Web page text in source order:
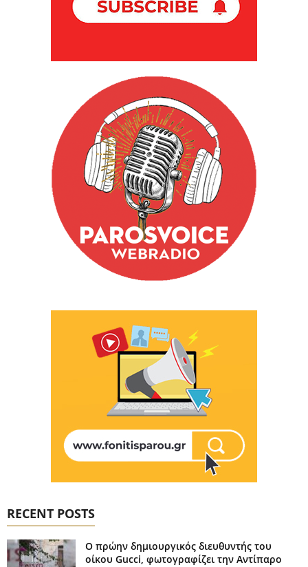
RECENT POSTS
Ο πρώην δημιουργικός διευθυντής του
οίκου Gucci, φωτογραφίζει την Αντίπαρο